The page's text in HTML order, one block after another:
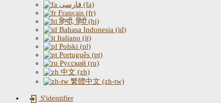
فارسی (fa)
Français (fr)
हिन्दी, हिंदी (hi)
Bahasa Indonesia (id)
Italiano (it)
Polski (pl)
Português (pt)
Русский (ru)
中文 (zh)
繁體中文 (zh-tw)
S'identifier